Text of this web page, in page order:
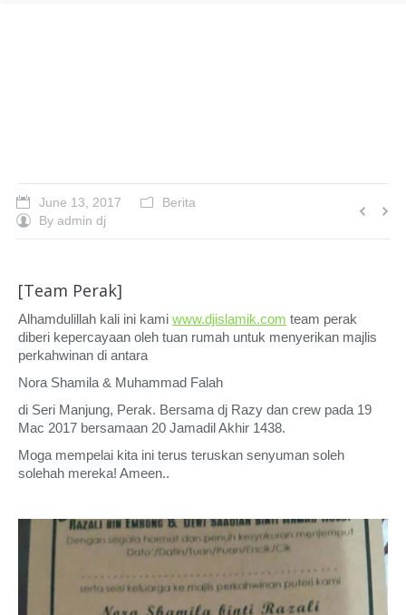
June 13, 2017
Berita
By admin dj
[Team Perak]
Alhamdulillah kali ini kami www.djislamik.com team perak
diberi kepercayaan oleh tuan rumah untuk menyerikan majlis
perkahwinan di antara
Nora Shamila & Muhammad Falah
di Seri Manjung, Perak. Bersama dj Razy dan crew pada 19
Mac 2017 bersamaan 20 Jamadil Akhir 1438.
Moga mempelai kita ini terus teruskan senyuman soleh
solehah mereka! Ameen..